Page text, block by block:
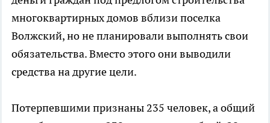
многоквартирных домов вблизи поселка
Волжский, но не планировали выполнять свои
обязательства. Вместо этого они выводили
средства на другие цели.
Потерпевшими признаны 235 человек, а общий